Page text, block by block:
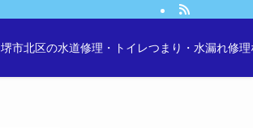
堺市北区の水道修理・トイレつまり・水漏れ修理